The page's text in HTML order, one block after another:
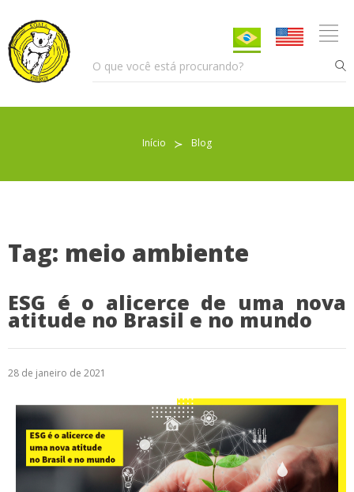
Início ≻ Blog
Tag: meio ambiente
ESG é o alicerce de uma nova
atitude no Brasil e no mundo
28 de janeiro de 2021
Sobre nós
Atendimento
Blog
Denúncias